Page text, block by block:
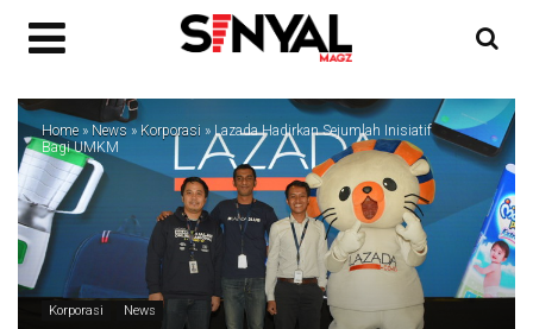
Home » News» Korporasi » Lazada Hadirkan Sejumlah Inisiatif
Bagi UMKM
Korporasi News